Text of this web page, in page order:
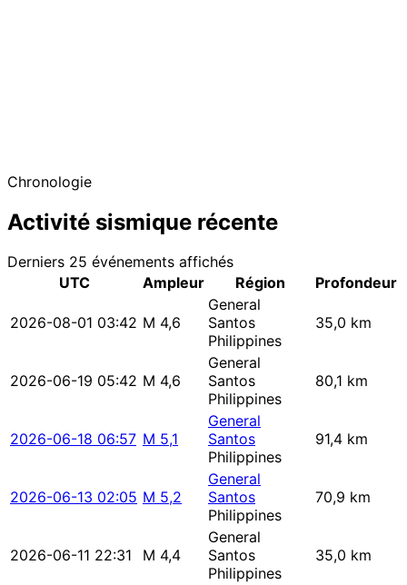
Chronologie
Activité sismique récente
Derniers 25 événements affichés
UTC
Ampleur Région Profondeur
2026-08-01 03:42 M 4,6
General
Santos
Philippines
35,0 km
2026-06-19 05:42 M 4,6
General
Santos
Philippines
80,1 km
2026-06-18 06:57 M 5,1
General
Santos
Philippines
91,4 km
2026-06-13 02:05 M 5,2
General
Santos
Philippines
70,9 km
2026-06-11 22:31 M 4,4
General
Santos
Philippines
35,0 km